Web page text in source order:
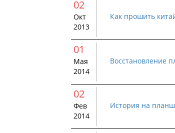
02
Окт
2013
Как прошить
01
Мая
2014
Восстановление
02
Фев
2014
История на